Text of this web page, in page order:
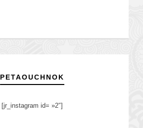
PETAOUCHNOK
[jr_instagram id= »2″]